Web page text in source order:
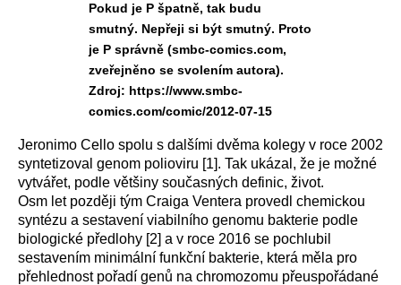
Pokud je P špatně, tak budu
smutný. Nepřeji si být smutný. Proto
je P správně (smbc-comics.com,
zveřejněno se svolením autora).
Zdroj: https://www.smbc-
comics.com/comic/2012-07-15
Jeronimo Cello spolu s dalšími dvěma kolegy v roce 2002
syntetizoval genom polioviru [1]. Tak ukázal, že je možné
vytvářet, podle většiny současných definic, život.
Osm let později tým Craiga Ventera provedl chemickou
syntézu a sestavení viabilního genomu bakterie podle
biologické předlohy [2] a v roce 2016 se pochlubil
sestavením minimální funkční bakterie, která měla pro
přehlednost pořadí genů na chromozomu přeuspořádané